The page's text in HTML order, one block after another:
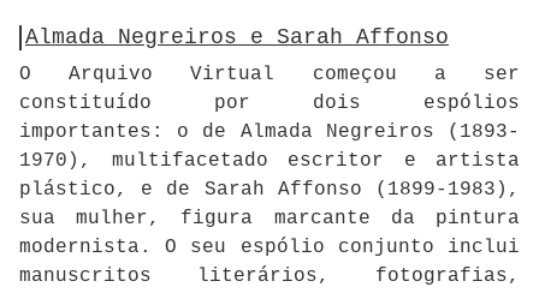
Almada Negreiros e Sarah Affonso
O Arquivo Virtual começou a ser
constituído por dois espólios
importantes: o de Almada Negreiros (1893-
1970), multifacetado escritor e artista
plástico, e de Sarah Affonso (1899-1983),
sua mulher, figura marcante da pintura
modernista. O seu espólio conjunto inclui
manuscritos literários, fotografias,